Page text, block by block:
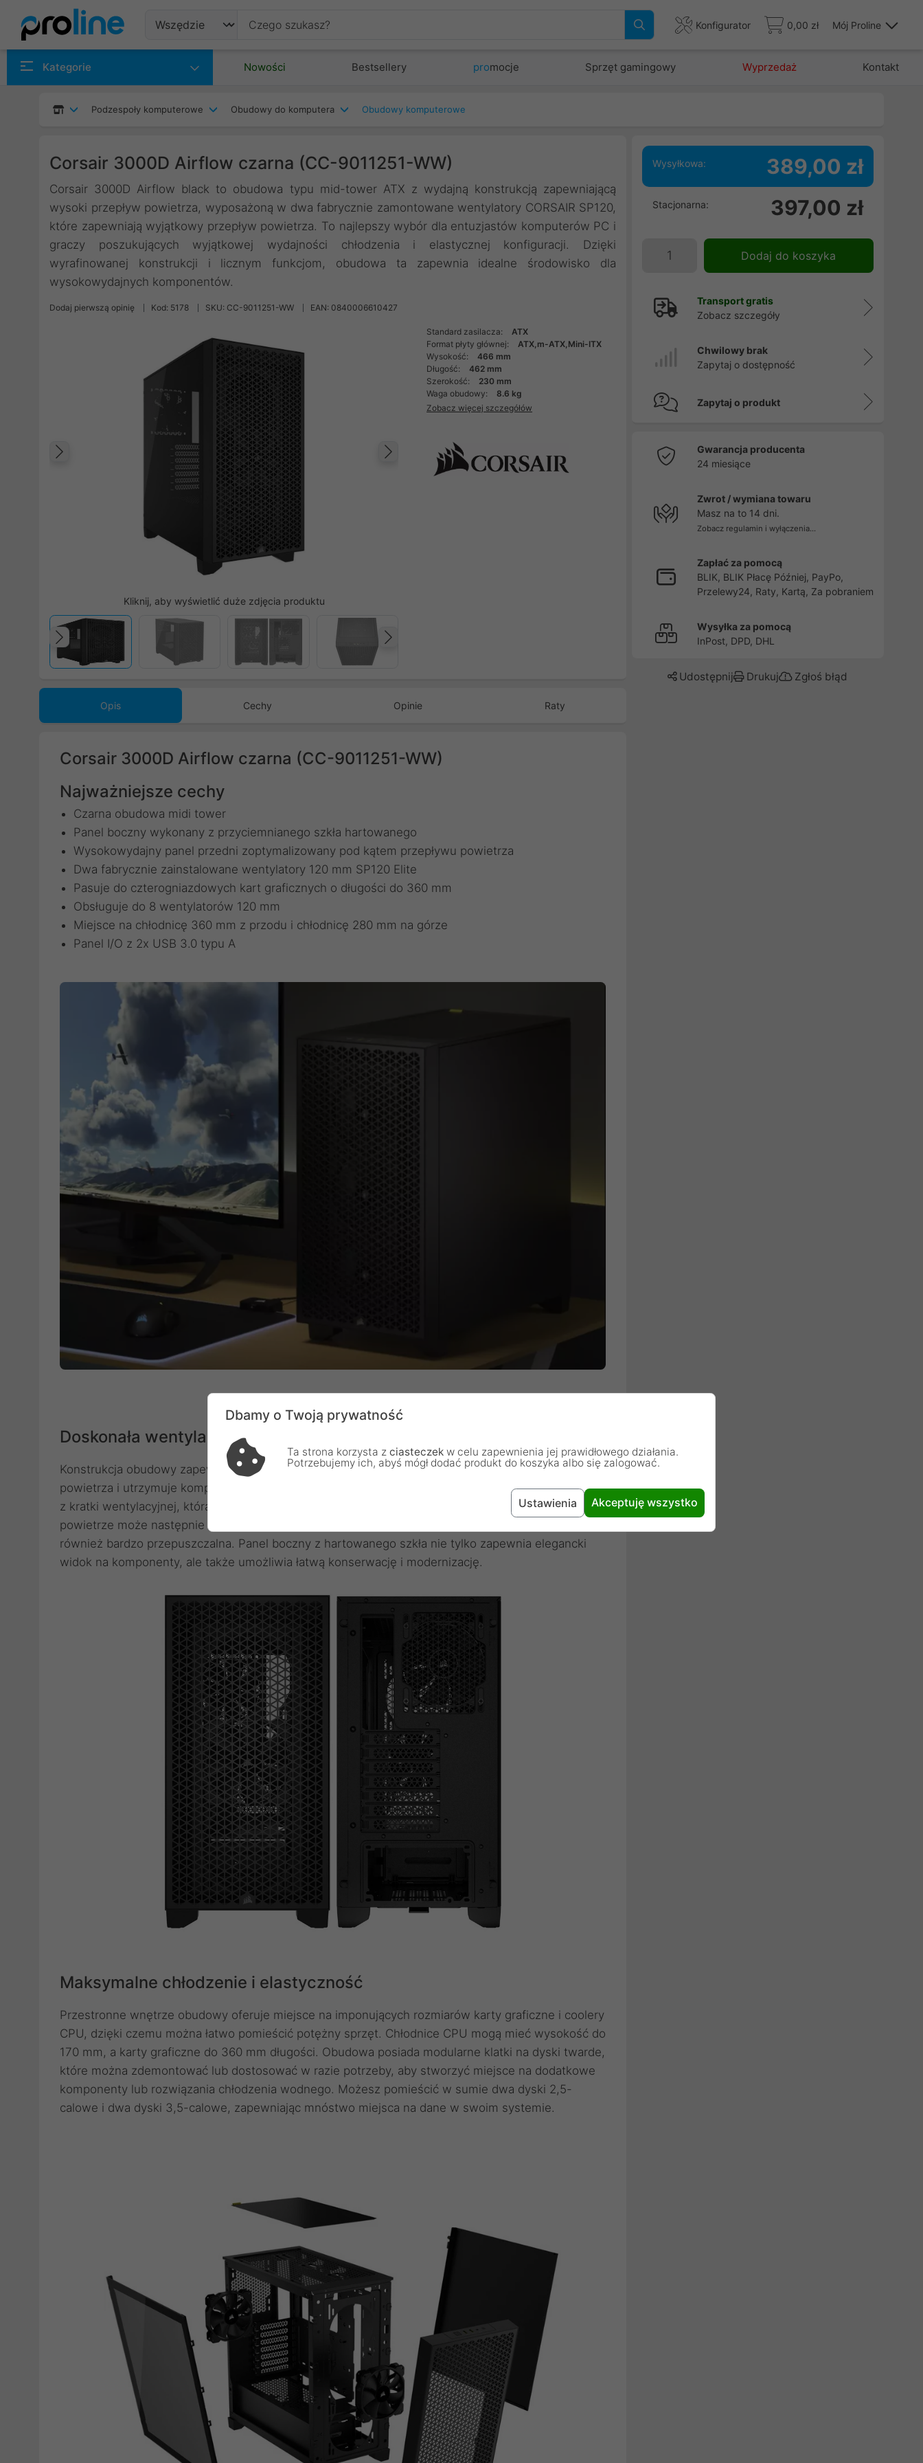
Konfigurator 0,00 zł Mój Proline
Kategorie Nowości Bestsellery promocje Sprzęt gamingowy Wyprzedaż Kontakt
Podzespoły komputerowe Obudowy do komputera Obudowy komputerowe
Corsair 3000D Airflow czarna (CC-9011251-WW)
Corsair 3000D Airflow black to obudowa typu mid-tower ATX z wydajną konstrukcją zapewniającą
wysoki przepływ powietrza, wyposażoną w dwa fabrycznie zamontowane wentylatory CORSAIR SP120,
które zapewniają wyjątkowy przepływ powietrza. To najlepszy wybór dla entuzjastów komputerów PC i
graczy poszukujących wyjątkowej wydajności chłodzenia i elastycznej konfiguracji. Dzięki
wyrafinowanej konstrukcji i licznym funkcjom, obudowa ta zapewnia idealne środowisko dla
wysokowydajnych komponentów.
Dodaj pierwszą opinię Kod: 5178 SKU: CC-9011251-WW EAN: 0840006610427
Następny
Kliknij, aby wyświetlić duże zdjęcia produktu
Poprzedni
Standard zasilacza:
ATX
Format płyty głównej:
ATX,m-ATX,Mini-ITX
Wysokość:
466 mm
Długość:
462 mm
Szerokość:
230 mm
Waga obudowy:
8.6 kg
Zobacz więcej szczegółów
Opis Cechy Opinie Raty
Corsair 3000D Airflow czarna (CC-9011251-WW)
Najważniejsze cechy
Czarna obudowa midi tower
Panel boczny wykonany z przyciemnianego szkła hartowanego
Wysokowydajny panel przedni zoptymalizowany pod kątem przepływu powietrza
Dwa fabrycznie zainstalowane wentylatory 120 mm SP120 Elite
Pasuje do czterogniazdowych kart graficznych o długości do 360 mm
Obsługuje do 8 wentylatorów 120 mm
Miejsce na chłodnicę 360 mm z przodu i chłodnicę 280 mm na górze
Panel I/O z 2x USB 3.0 typu A
Doskonała wentylacja i panel boczny z hartowanego szkła
Konstrukcja obudowy zapewniająca przepływ powietrza pozwala na maksymalną cyrkulację
powietrza i utrzymuje komponenty w chłodzie nawet w ekstremalnych warunkach. Przód składa się
z kratki wentylacyjnej, która zapewnia dopływ świeżego powietrza do podzespołów. Gorące
powietrze może następnie szybko i skutecznie uciec przez górną część obudowy, która jest
również bardzo przepuszczalna. Panel boczny z hartowanego szkła nie tylko zapewnia elegancki
widok na komponenty, ale także umożliwia łatwą konserwację i modernizację.
Maksymalne chłodzenie i elastyczność
Przestronne wnętrze obudowy oferuje miejsce na imponujących rozmiarów karty graficzne i coolery
CPU, dzięki czemu można łatwo pomieścić potężny sprzęt. Chłodnice CPU mogą mieć wysokość do
170 mm, a karty graficzne do 360 mm długości. Obudowa posiada modularne klatki na dyski twarde,
które można zdemontować lub dostosować w razie potrzeby, aby stworzyć miejsce na dodatkowe
komponenty lub rozwiązania chłodzenia wodnego. Możesz pomieścić w sumie dwa dyski 2,5-
calowe i dwa dyski 3,5-calowe, zapewniając mnóstwo miejsca na dane w swoim systemie.
Wysyłkowa: 389,00 zł
Stacjonarna: 397,00 zł
Dodaj do koszyka
Transport gratis
Zobacz szczegóły
Chwilowy brak
Zapytaj o dostępność
Zapytaj o produkt
Gwarancja producenta
24 miesiące
Zwrot / wymiana towaru
Masz na to 14 dni.
Zobacz regulamin i wyłączenia...
Zapłać za pomocą
BLIK, BLIK Płacę Później, PayPo,
Przelewy24, Raty, Kartą, Za pobraniem
Wysyłka za pomocą
InPost, DPD, DHL
Udostępnij Drukuj Zgłoś błąd
Dbamy o Twoją prywatność
Ta strona korzysta z ciasteczek w celu zapewnienia jej prawidłowego działania.
Potrzebujemy ich, abyś mógł dodać produkt do koszyka albo się zalogować.
Ustawienia Akceptuję wszystko